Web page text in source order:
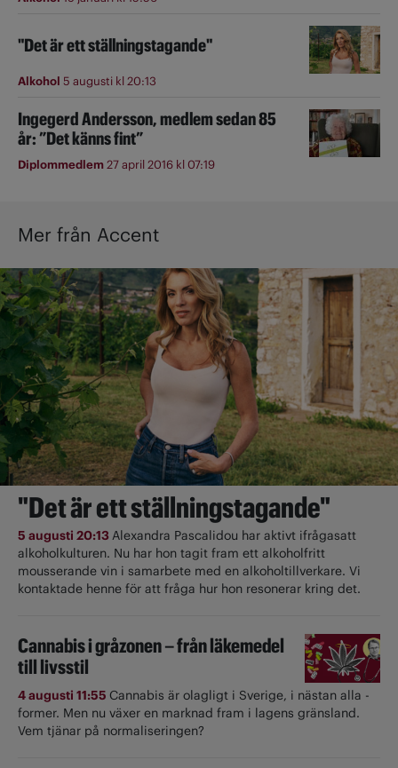
"Det är ett ställningstagande"
Alkohol 5 augusti kl 20:13
Ingegerd Andersson, medlem sedan 85
år: ”Det känns fint”
Diplommedlem27 april 2016 kl 07:19
Mer från Accent
"Det är ett ställningstagande"
5 augusti 20:13 Alexandra Pascalidou har aktivt ifrågasatt
alkoholkulturen. Nu har hon tagit fram ett alkoholfritt
mousserande vin i samarbete med en alkoholtillverkare. Vi
kontaktade henne för att fråga hur hon resonerar kring det.
Cannabis i gråzonen – från läkemedel
till livsstil
4 augusti 11:55 Cannabis är olagligt i ­Sverige, i nästan alla ­
former. Men nu växer en marknad fram i lagens gränsland.
Vem tjänar på normaliseringen?